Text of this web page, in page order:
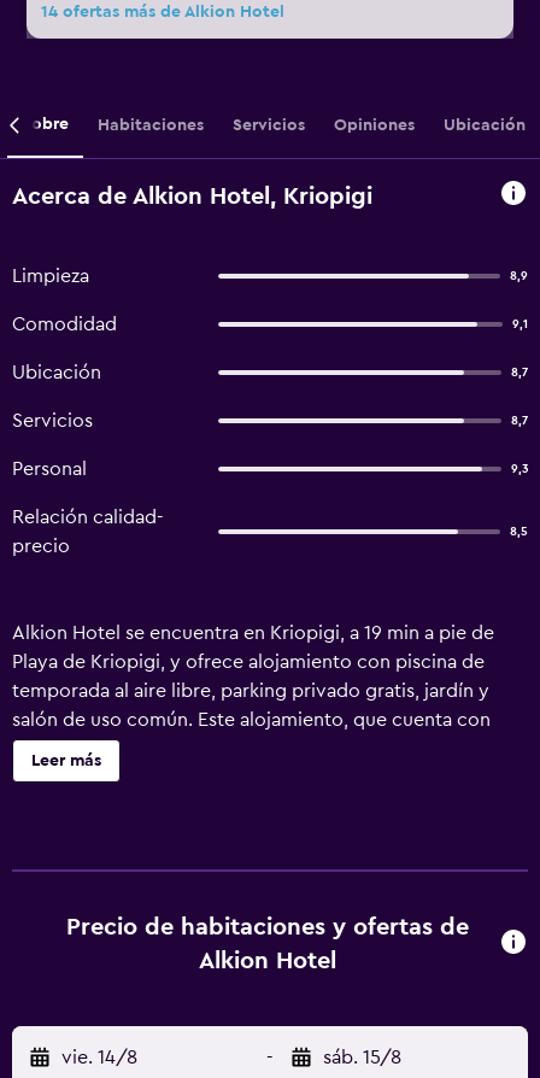
14 ofertas más de Alkion Hotel
Sobre Habitaciones Servicios Opiniones Ubicación
Acerca de Alkion Hotel, Kriopigi
Limpieza 8,9
Comodidad 9,1
Ubicación 8,7
Servicios 8,7
Personal 9,3
Relación calidad-
precio
8,5
Alkion Hotel se encuentra en Kriopigi, a 19 min a pie de
Playa de Kriopigi, y ofrece alojamiento con piscina de
temporada al aire libre, parking privado gratis, jardín y
salón de uso común. Este alojamiento, que cuenta con
recepción 24 horas, también cuenta con restaurante y
terraza. El hotel libre de humo cuenta con wifi gratis en
equipadas con ropa de cama y toallas. Hay opciones
buffet o continentales de desayuno disponibles en el
zona es ideal para practicar ciclismo. Museo
Antropológico y cueva de Petralona está a 50 km del
Leer más
Precio de habitaciones y ofertas de
Alkion Hotel
vie. 14/8 - sáb. 15/8